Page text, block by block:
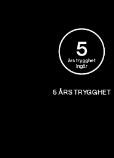
5 ÅRS TRYGGHET